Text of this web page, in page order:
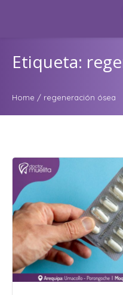
Etiqueta:
Home / regeneración ósea